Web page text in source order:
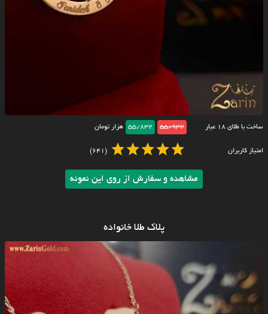
ساخت با طلای ۱۸ عیار 55/932
55/832 هزار تومان
امتیاز کاربران (641)
مشاهده و سفارش از روی این نمونه
پلاک طلا خانواده